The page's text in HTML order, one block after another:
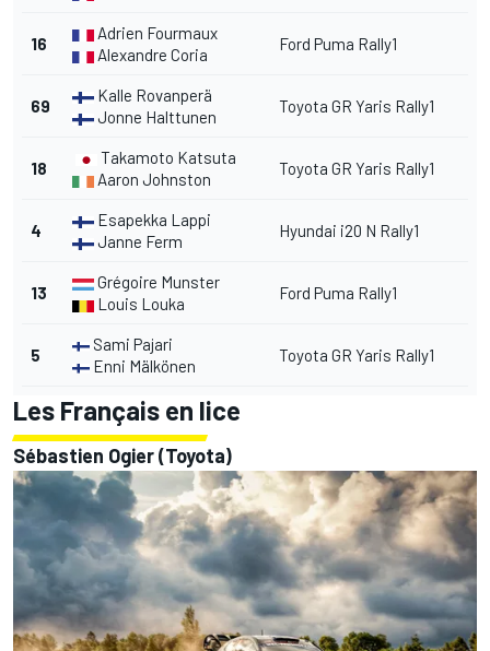
16
Adrien Fourmaux
Alexandre Coria
Ford Puma Rally1
69
Kalle Rovanperä
Jonne Halttunen
Toyota GR Yaris Rally1
18
Takamoto Katsuta
Aaron Johnston
Toyota GR Yaris Rally1
4
Esapekka Lappi
Janne Ferm
Hyundai i20 N Rally1
13
Grégoire Munster
Louis Louka
Ford Puma Rally1
5
Sami Pajari
Enni Mälkönen
Toyota GR Yaris Rally1
Les Français en lice
Sébastien Ogier (Toyota)